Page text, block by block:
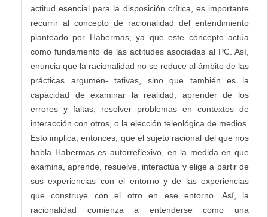
actitud esencial para la disposición crítica, es importante
recurrir al concepto de racionalidad del entendimiento
planteado por Habermas, ya que este concepto actúa
como fundamento de las actitudes asociadas al PC. Así,
enuncia que la racionalidad no se reduce al ámbito de las
prácticas argumen- tativas, sino que también es la
capacidad de examinar la realidad, aprender de los
errores y faltas, resolver problemas en contextos de
interacción con otros, o la elección teleológica de medios.
Esto implica, entonces, que el sujeto racional del que nos
habla Habermas es autorreflexivo, en la medida en que
examina, aprende, resuelve, interactúa y elige a partir de
sus experiencias con el entorno y de las experiencias
que construye con el otro en ese entorno. Así, la
racionalidad comienza a entenderse como una